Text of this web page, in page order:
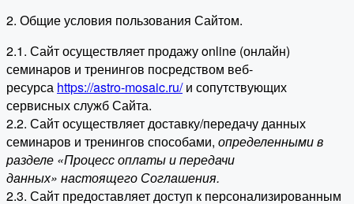
2. Общие условия пользования Сайтом.
2.1. Сайт осуществляет продажу online (онлайн)
семинаров и тренингов посредством веб-
ресурса https://astro-mosaic.ru/и сопутствующих
сервисных служб Сайта.
2.2. Сайт осуществляет доставку/передачу данных
семинаров и тренингов способами, определенными в
разделе «Процесс оплаты и передачи
данных» настоящего Соглашения.
2.3. Сайт предоставляет доступ к персонализированным